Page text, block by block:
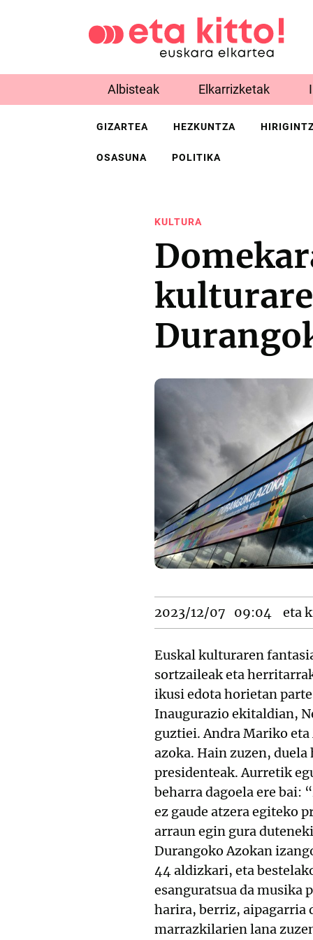
Albisteak Elkarrizketak
GIZARTEA HEZKUNTZA
OSASUNA POLITIKA
KULTURA
2023/12/07 09:04 eta
Euskal kulturaren
sortzaileak eta
ikusi edota horietan
Inaugurazio ekitaldian,
guztiei. Andra Mariko
azoka. Hain zuzen,
presidenteak. Aurretik
beharra dagoela ere bai:
ez gaude atzera egiteko
arraun egin gura
Durangoko Azokan
44 aldizkari, eta
esanguratsua da musika
harira, berriz, aipagarria
marrazkilarien lana